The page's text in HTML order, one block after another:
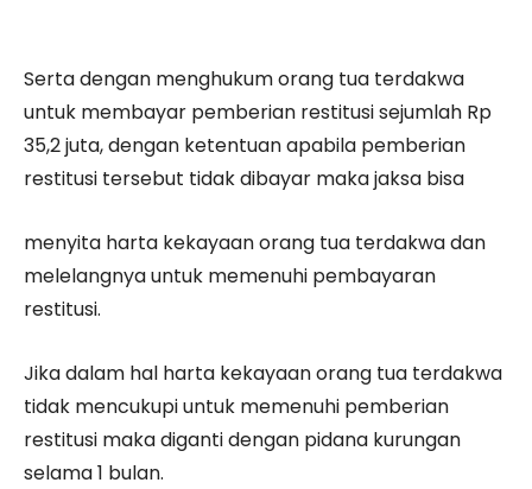
Serta dengan menghukum orang tua terdakwa
untuk membayar pemberian restitusi sejumlah Rp
35,2 juta, dengan ketentuan apabila pemberian
restitusi tersebut tidak dibayar maka jaksa bisa
menyita harta kekayaan orang tua terdakwa dan
melelangnya untuk memenuhi pembayaran
restitusi.
Jika dalam hal harta kekayaan orang tua terdakwa
tidak mencukupi untuk memenuhi pemberian
restitusi maka diganti dengan pidana kurungan
selama 1 bulan.